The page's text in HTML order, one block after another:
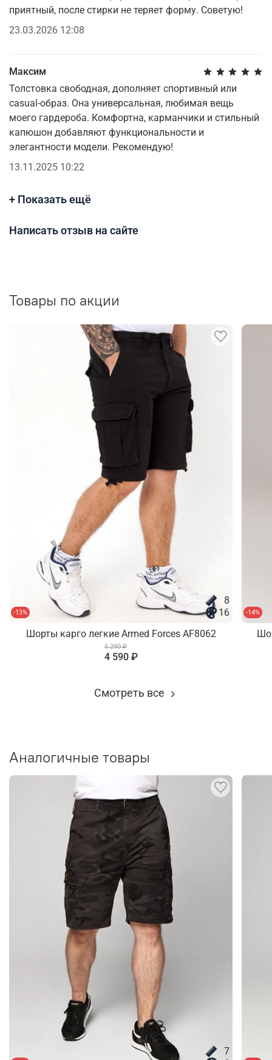
приятный, после стирки не теряет форму. Советую!
23.03.2026 12:08
Максим
Толстовка свободная, дополняет спортивный или
casual-образ. Она универсальная, любимая вещь
моего гардероба. Комфортна, карманчики и стильный
капюшон добавляют функциональности и
элегантности модели. Рекомендую!
13.11.2025 10:22
+ Показать ещё
Написать отзыв на сайте
Товары по акции
-13%
8
16
Шорты карго легкие Armed Forces AF8062
5 290 ₽
4 590 ₽
-14%
Смотреть все
Аналогичные товары
7